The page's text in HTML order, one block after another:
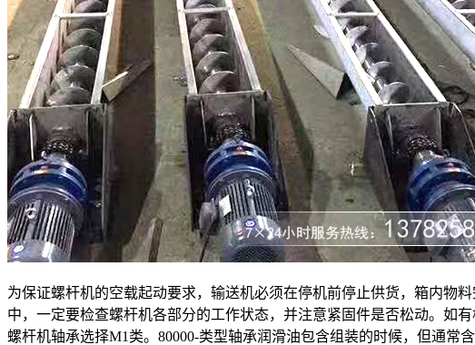
为保证螺杆机的空载起动要求，输送机必须在停机前停止供货，箱内物
中，一定要检查螺杆机各部分的工作状态，并注意紧固件是否松动。如有
螺杆机轴承选择M1类。80000-类型轴承润滑油包含组装的时候，但通常